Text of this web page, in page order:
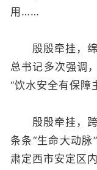
用……
殷殷牵挂，绵
总书记多次强调
“饮水安全有保障
殷殷牵挂，跨
条条“生命大动脉
肃定西市安定区